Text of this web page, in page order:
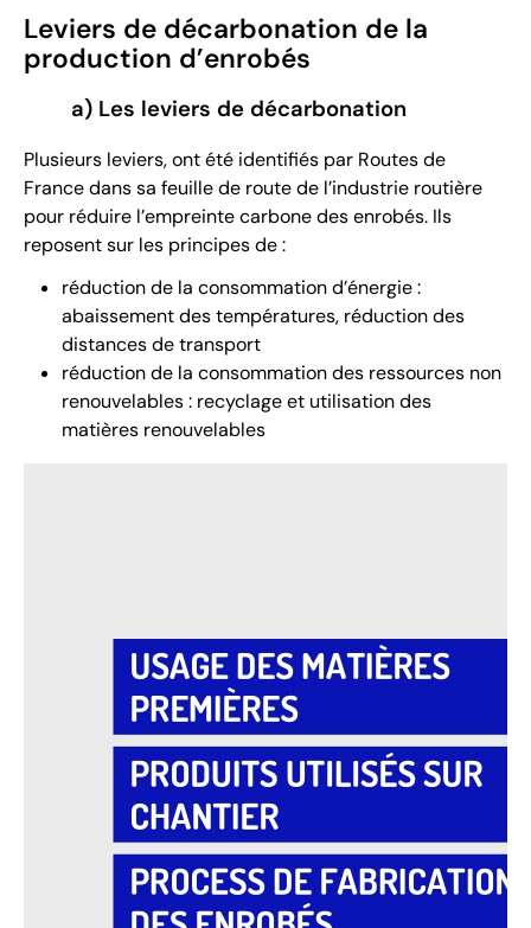
Leviers de décarbonation de la
production d’enrobés
a) Les leviers de décarbonation
Plusieurs leviers, ont été identifiés par Routes de
France dans sa feuille de route de l’industrie routière
pour réduire l’empreinte carbone des enrobés. Ils
reposent sur les principes de :
réduction de la consommation d’énergie :
abaissement des températures, réduction des
distances de transport
réduction de la consommation des ressources non
renouvelables : recyclage et utilisation des
matières renouvelables